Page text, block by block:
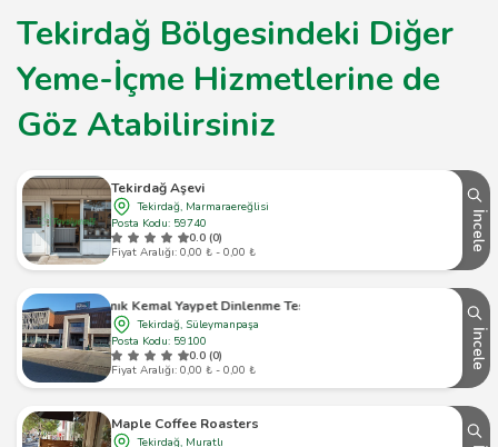
Tekirdağ Bölgesindeki Diğer
Yeme-İçme Hizmetlerine de
Göz Atabilirsiniz
Tekirdağ Aşevi
Tekirdağ, Marmaraereğlisi
Posta Kodu: 59740
0.0 (0)
Fiyat Aralığı: 0,00 ₺ - 0,00 ₺
İncele
Namık Kemal Yaypet Dinlenme Tesisleri
Tekirdağ, Süleymanpaşa
Posta Kodu: 59100
0.0 (0)
Fiyat Aralığı: 0,00 ₺ - 0,00 ₺
İncele
Maple Coffee Roasters
Tekirdağ, Muratlı